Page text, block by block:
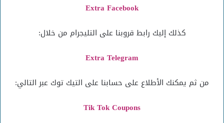
Extra Facebook
كذلك إليك رابط قروبنا على التليجرام من خلال:
Extra Telegram
من ثم يمكنك الأطلاع على حسابنا على التيك توك عبر التالي:
Tik Tok Coupons